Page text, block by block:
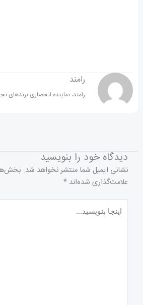
رامند
رامند، نماینده انحصاری برندهای
دیدگاه‌ خود را بنویسید
نشانی ایمیل شما منتشر نخواهد شد.
علامت‌گذاری شده‌اند *
اینجا
بنویسید…